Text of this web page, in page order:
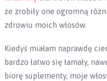
że zrobiły one ogromną
zdrowiu moich włosów.
Kiedyś miałam naprawdę
bardzo łatwo się łamały,
biorę suplementy, moje